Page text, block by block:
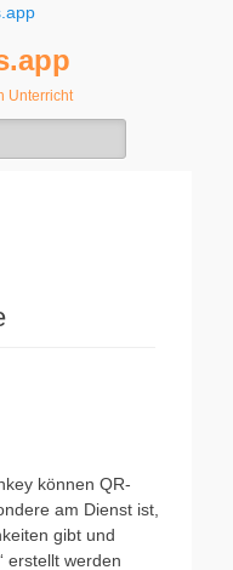
Unterricht
können QR-
am Dienst ist,
gibt und
erstellt werden